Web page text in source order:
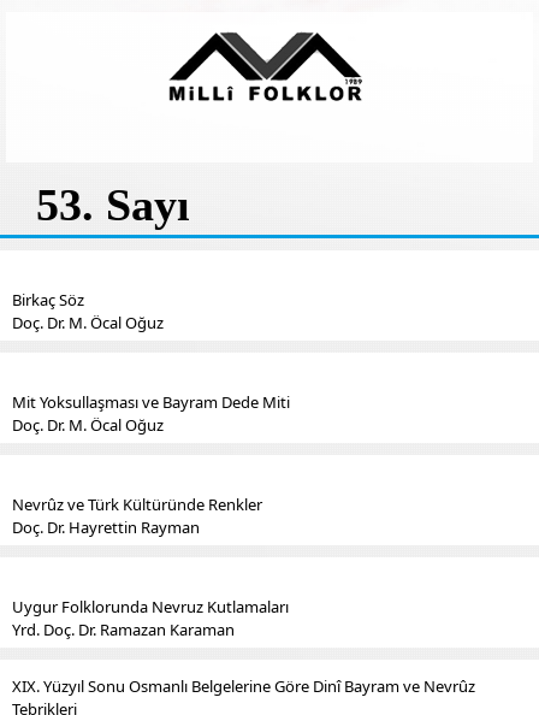
53. Sayı
Birkaç Söz
Doç. Dr. M. Öcal Oğuz
Mit Yoksullaşması ve Bayram Dede Miti
Doç. Dr. M. Öcal Oğuz
Nevrûz ve Türk Kültüründe Renkler
Doç. Dr. Hayrettin Rayman
Uygur Folklorunda Nevruz Kutlamaları
Yrd. Doç. Dr. Ramazan Karaman
XIX. Yüzyıl Sonu Osmanlı Belgelerine Göre Dinî Bayram ve Nevrûz
Tebrikleri